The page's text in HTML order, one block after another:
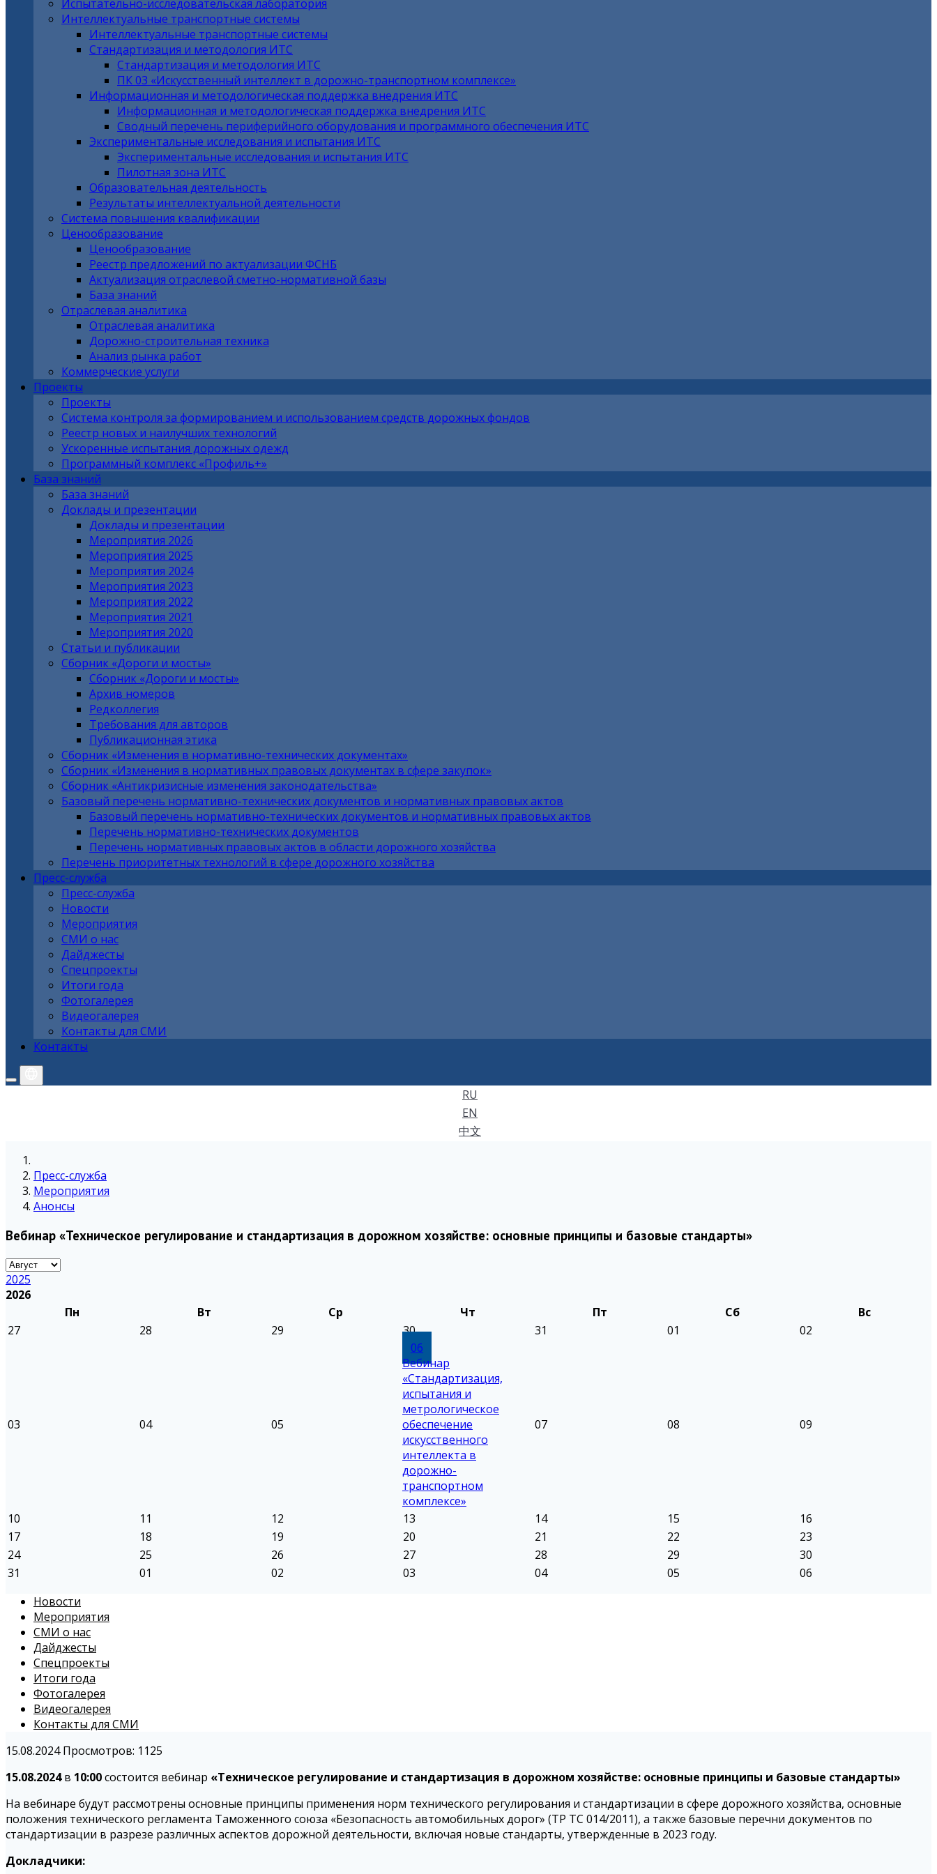
Испытательно-исследовательская лаборатория
Интеллектуальные транспортные системы
Интеллектуальные транспортные системы
Стандартизация и методология ИТС
Стандартизация и методология ИТС
ПК 03 «Искусственный интеллект в дорожно-транспортном комплексе»
Информационная и методологическая поддержка внедрения ИТС
Информационная и методологическая поддержка внедрения ИТС
Сводный перечень периферийного оборудования и программного обеспечения ИТС
Экспериментальные исследования и испытания ИТС
Экспериментальные исследования и испытания ИТС
Пилотная зона ИТС
Образовательная деятельность
Результаты интеллектуальной деятельности
Система повышения квалификации
Ценообразование
Ценообразование
Реестр предложений по актуализации ФСНБ
Актуализация отраслевой сметно-нормативной базы
База знаний
Отраслевая аналитика
Отраслевая аналитика
Дорожно-строительная техника
Анализ рынка работ
Коммерческие услуги
Проекты
Проекты
Система контроля за формированием и использованием средств дорожных фондов
Реестр новых и наилучших технологий
Ускоренные испытания дорожных одежд
Программный комплекс «Профиль+»
База знаний
База знаний
Доклады и презентации
Доклады и презентации
Мероприятия 2026
Мероприятия 2025
Мероприятия 2024
Мероприятия 2023
Мероприятия 2022
Мероприятия 2021
Мероприятия 2020
Статьи и публикации
Сборник «Дороги и мосты»
Сборник «Дороги и мосты»
Архив номеров
Редколлегия
Требования для авторов
Публикационная этика
Сборник «Изменения в нормативно-технических документах»
Сборник «Изменения в нормативных правовых документах в сфере закупок»
Сборник «Антикризисные изменения законодательства»
Базовый перечень нормативно-технических документов и нормативных правовых актов
Базовый перечень нормативно-технических документов и нормативных правовых актов
Перечень нормативно-технических документов
Перечень нормативных правовых актов в области дорожного хозяйства
Перечень приоритетных технологий в сфере дорожного хозяйства
Пресс-служба
Пресс-служба
Новости
Мероприятия
СМИ о нас
Дайджесты
Спецпроекты
Итоги года
Фотогалерея
Видеогалерея
Контакты для СМИ
Контакты
RU
EN
中文
Пресс-служба
Мероприятия
Анонсы
Вебинар «Техническое регулирование и стандартизация в дорожном хозяйстве: основные принципы и базовые стандарты»
2025
2026
Пн
Вт Ср Чт Пт Сб
Вс
27
28 29 30 31 01 02
03 04 05
06
Вебинар
«Стандартизация,
испытания и
метрологическое
обеспечение
искусственного
интеллекта в
дорожно-
транспортном
комплексе»
07 08 09
10 11 12 13 14 15
16
17
18 19 20 21 22
23
24
25 26 27 28 29
30
31
01 02 03 04 05
06
Новости
Мероприятия
СМИ о нас
Дайджесты
Спецпроекты
Итоги года
Фотогалерея
Видеогалерея
Контакты для СМИ
15.08.2024 Просмотров: 1125
15.08.2024в 10:00состоится вебинар «Техническое регулирование и стандартизация в дорожном хозяйстве: основные принципы и базовые стандарты»
На вебинаре будут рассмотрены основные принципы применения норм технического регулирования и стандартизации в сфере дорожного хозяйства, основные
положения технического регламента Таможенного союза «Безопасность автомобильных дорог» (ТР ТС 014/2011), а также базовые перечни документов по
стандартизации в разрезе различных аспектов дорожной деятельности, включая новые стандарты, утвержденные в 2023 году.
Докладчики: